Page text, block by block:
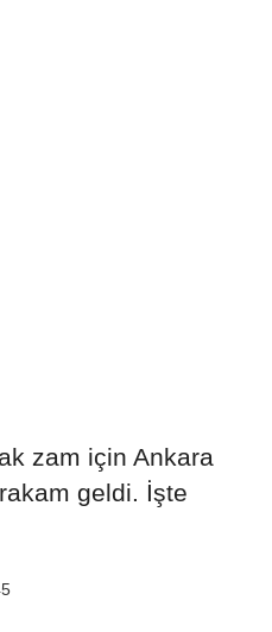
zam için Ankara
geldi. İşte